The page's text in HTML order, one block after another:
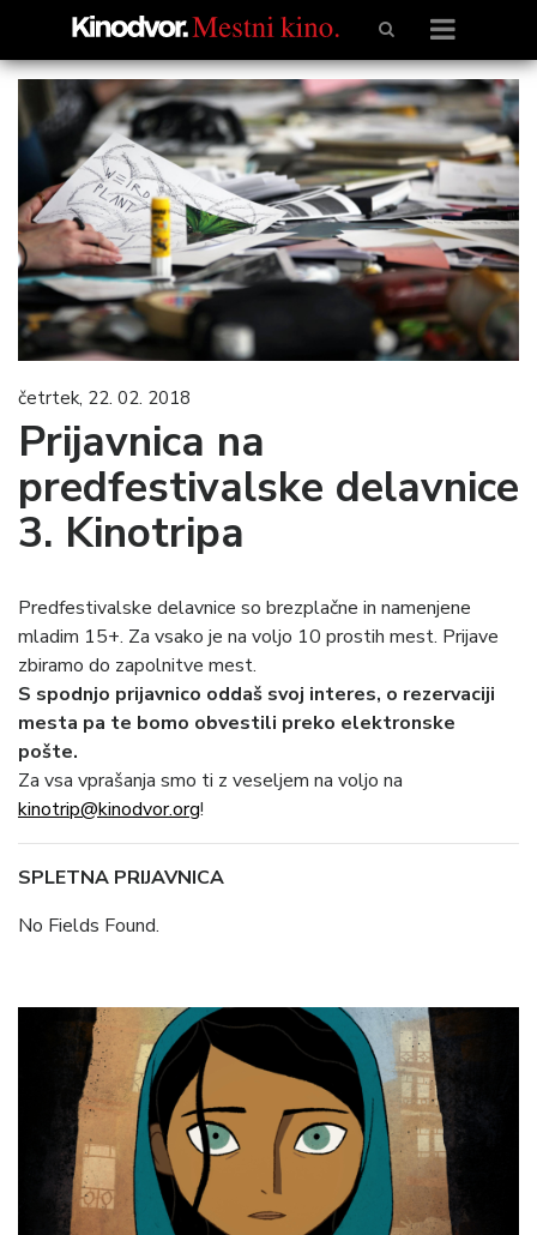
četrtek, 22. 02. 2018
Prijavnica na
predfestivalske delavnice
3. Kinotripa
Predfestivalske delavnice so brezplačne in namenjene
mladim 15+. Za vsako je na voljo 10 prostih mest. Prijave
zbiramo do zapolnitve mest.
S spodnjo prijavnico oddaš svoj interes, o rezervaciji
mesta pa te bomo obvestili preko elektronske
pošte.
Za vsa vprašanja smo ti z veseljem na voljo na
kinotrip@kinodvor.org!
SPLETNA PRIJAVNICA
No Fields Found.